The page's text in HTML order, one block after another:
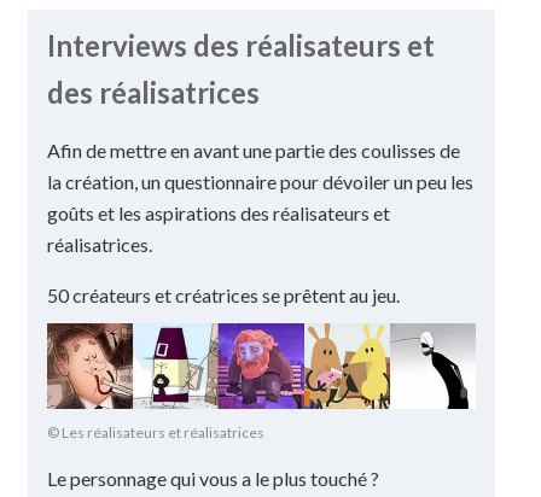
Interviews des réalisateurs et
des réalisatrices
Afin de mettre en avant une partie des coulisses de
la création, un questionnaire pour dévoiler un peu les
goûts et les aspirations des réalisateurs et
réalisatrices.
50 créateurs et créatrices se prêtent au jeu.
© Les réalisateurs et réalisatrices
Le personnage qui vous a le plus touché ?